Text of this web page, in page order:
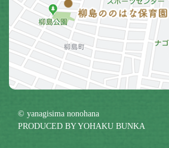
© yanagisima nonohana
PRODUCED BYYOHAKU BUNKA